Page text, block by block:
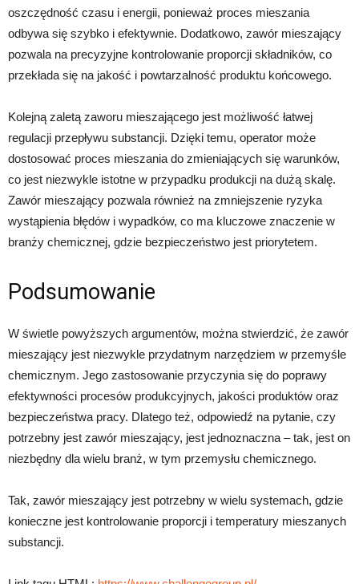
oszczędność czasu i energii, ponieważ proces mieszania
odbywa się szybko i efektywnie. Dodatkowo, zawór mieszający
pozwala na precyzyjne kontrolowanie proporcji składników, co
przekłada się na jakość i powtarzalność produktu końcowego.
Kolejną zaletą zaworu mieszającego jest możliwość łatwej
regulacji przepływu substancji. Dzięki temu, operator może
dostosować proces mieszania do zmieniających się warunków,
co jest niezwykle istotne w przypadku produkcji na dużą skalę.
Zawór mieszający pozwala również na zmniejszenie ryzyka
wystąpienia błędów i wypadków, co ma kluczowe znaczenie w
branży chemicznej, gdzie bezpieczeństwo jest priorytetem.
Podsumowanie
W świetle powyższych argumentów, można stwierdzić, że zawór
mieszający jest niezwykle przydatnym narzędziem w przemyśle
chemicznym. Jego zastosowanie przyczynia się do poprawy
efektywności procesów produkcyjnych, jakości produktów oraz
bezpieczeństwa pracy. Dlatego też, odpowiedź na pytanie, czy
potrzebny jest zawór mieszający, jest jednoznaczna – tak, jest on
niezbędny dla wielu branż, w tym przemysłu chemicznego.
Tak, zawór mieszający jest potrzebny w wielu systemach, gdzie
konieczne jest kontrolowanie proporcji i temperatury mieszanych
substancji.